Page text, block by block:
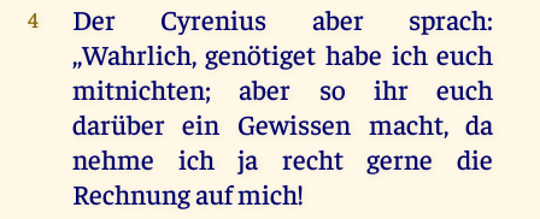
4
Der Cyrenius aber sprach:
,,Wahrlich, genötiget habe ich euch
mitnichten; aber so ihr euch
darüber ein Gewissen macht, da
nehme ich ja recht gerne die
Rechnung auf mich!